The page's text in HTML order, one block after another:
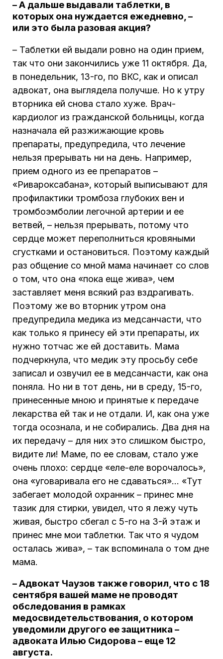
– А дальше выдавали таблетки, в
которых она нуждается ежедневно, –
или это была разовая акция?
– Таблетки ей выдали ровно на один прием,
так что они закончились уже 11 октября. Да,
в понедельник, 13-го, по ВКС, как и описал
адвокат, она выглядела получше. Но к утру
вторника ей снова стало хуже. Врач-
кардиолог из гражданской больницы, когда
назначала ей разжижающие кровь
препараты, предупредила, что лечение
нельзя прерывать ни на день. Например,
прием одного из ее препаратов –
«Ривароксабана», который выписывают для
профилактики тромбоза глубоких вен и
тромбоэмболии легочной артерии и ее
ветвей, – нельзя прерывать, потому что
сердце может переполниться кровяными
сгустками и остановиться. Поэтому каждый
раз общение со мной мама начинает со слов
о том, что она «пока еще жива», чем
заставляет меня всякий раз вздрагивать.
Поэтому же во вторник утром она
предупредила медика из медсанчасти, что
как только я принесу ей эти препараты, их
нужно тотчас же ей доставить. Мама
подчеркнула, что медик эту просьбу себе
записал и озвучил ее в медсанчасти, как она
поняла. Но ни в тот день, ни в среду, 15-го,
принесенные мною и принятые к передаче
лекарства ей так и не отдали. И, как она уже
тогда осознала, и не собирались. Два дня на
их передачу – для них это слишком быстро,
видите ли! Маме, по ее словам, стало уже
очень плохо: сердце «еле-еле ворочалось»,
она «уговаривала его не сдаваться»… «Тут
забегает молодой охранник – принес мне
тазик для стирки, увидел, что я лежу чуть
живая, быстро сбегал с 5-го на 3-й этаж и
принес мне мои таблетки. Так что я чудом
осталась жива», – так вспоминала о том дне
мама.
– Адвокат Чаузов также говорил, что с 18
сентября вашей маме не проводят
обследования в рамках
медосвидетельствования, о котором
уведомили другого ее защитника –
адвоката Илью Сидорова – еще 12
августа.